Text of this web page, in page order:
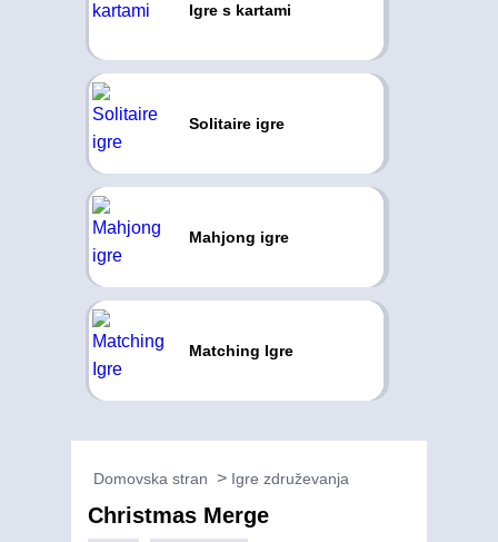
Igre s kartami
Solitaire igre
Mahjong igre
Matching Igre
Domovska stran Igre združevanja
Christmas Merge